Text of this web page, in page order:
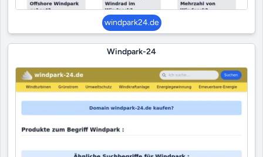
windpark24.de
Windpark-24